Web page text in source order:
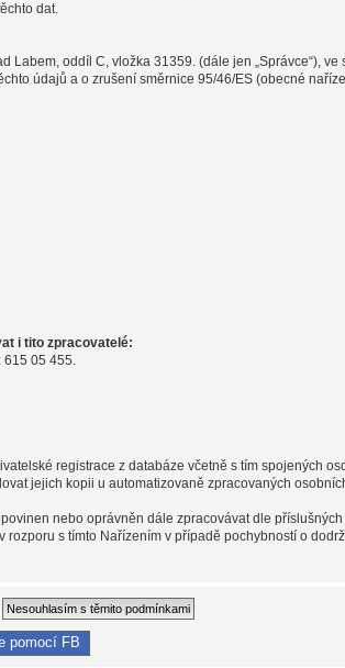
dat.
oddíl C, vložka 31359. (dále jen „Správce“),
údajů a o zrušení směrnice 95/46/ES (obecné
i tito zpracovatelé:
615 05 455.
registrace z databáze včetně s tím spojených
jejich kopii u automatizovaně zpracovaných
nebo oprávněn dále zpracovávat dle
s tímto Nařízením v případě pochybností o
pomocí FB